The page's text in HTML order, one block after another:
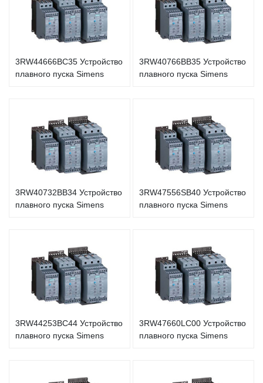
3RW44666BC35 Устройство
плавного пуска Simens
3RW40766BB35 Устройство
плавного пуска Simens
3RW40732BB34 Устройство
плавного пуска Simens
3RW47556SB40 Устройство
плавного пуска Simens
3RW44253BC44 Устройство
плавного пуска Simens
3RW47660LC00 Устройство
плавного пуска Simens